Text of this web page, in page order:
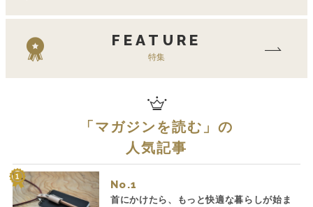
FEATURE
特集
「 マガジンを読む 」の
人気記事
No.
首にかけたら、もっと快適な暮らしが始ま